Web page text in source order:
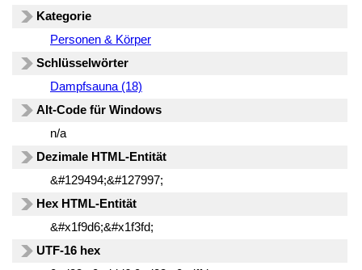
Kategorie
Personen & Körper
Schlüsselwörter
Dampfsauna (18)
Alt-Code für Windows
n/a
Dezimale HTML-Entität
&#129494;&#127997;
Hex HTML-Entität
&#x1f9d6;&#x1f3fd;
UTF-16 hex